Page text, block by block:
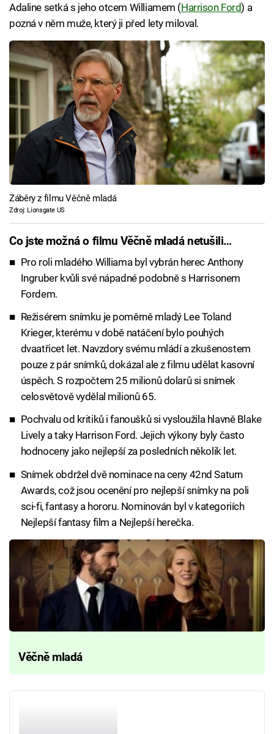
Adaline setká s jeho otcem Williamem (Harrison Ford) a
pozná v něm muže, který ji před lety miloval.
Záběry z filmu Věčně mladá
Zdroj: Lionsgate US
Co jste možná o filmu Věčně mladá netušili…
Pro roli mladého Williama byl vybrán herec Anthony
Ingruber kvůli své nápadné podobně s Harrisonem
Fordem.
Režisérem snímku je poměrně mladý Lee Toland
Krieger, kterému v době natáčení bylo pouhých
dvaatřicet let. Navzdory svému mládí a zkušenostem
pouze z pár snímků, dokázal ale z filmu udělat kasovní
úspěch. S rozpočtem 25 milionů dolarů si snímek
celosvětově vydělal milionů 65.
Pochvalu od kritiků i fanoušků si vysloužila hlavně Blake
Lively a taky Harrison Ford. Jejich výkony byly často
hodnoceny jako nejlepší za posledních několik let.
Snímek obdržel dvě nominace na ceny 42nd Saturn
Awards, což jsou ocenění pro nejlepší snímky na poli
sci-fi, fantasy a hororu. Nominován byl v kategoriích
Nejlepší fantasy film a Nejlepší herečka.
Věčně mladá